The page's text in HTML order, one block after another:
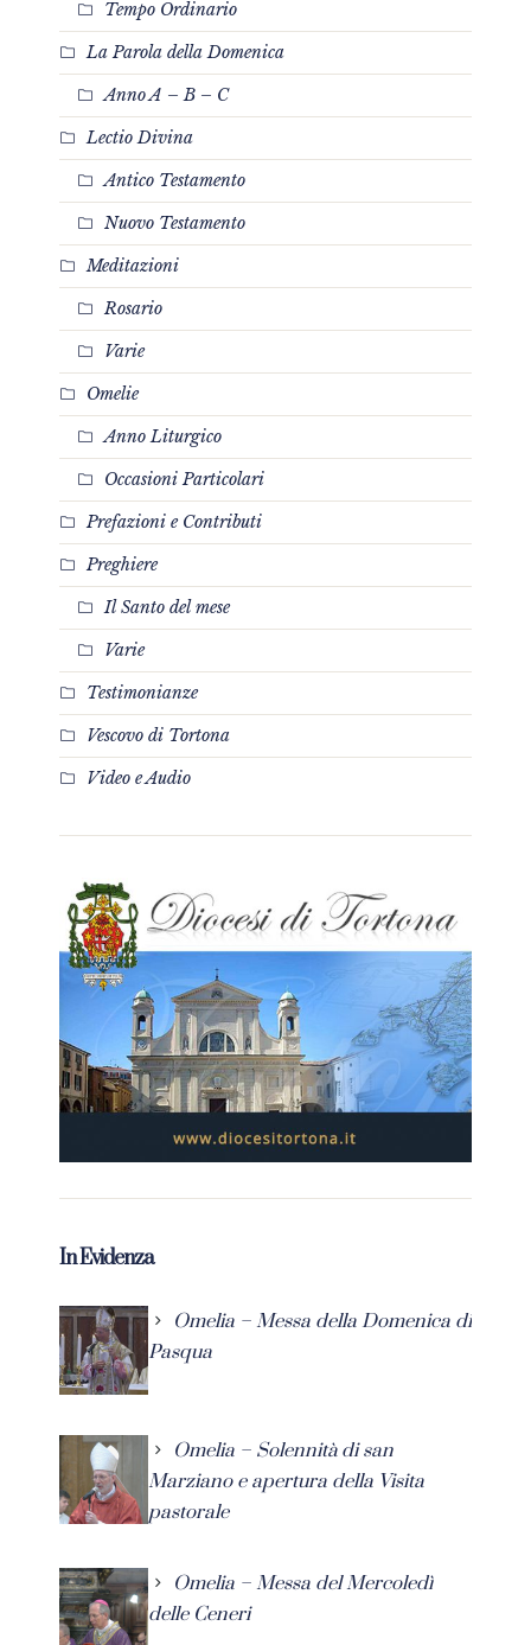
Tempo Ordinario
La Parola della Domenica
Anno A – B – C
Lectio Divina
Antico Testamento
Nuovo Testamento
Meditazioni
Rosario
Varie
Omelie
Anno Liturgico
Occasioni Particolari
Prefazioni e Contributi
Preghiere
Il Santo del mese
Varie
Testimonianze
Vescovo di Tortona
Video e Audio
In Evidenza
Omelia – Messa della Domenica di
Pasqua
Omelia – Solennità di san
Marziano e apertura della Visita
pastorale
Omelia – Messa del Mercoledì
delle Ceneri